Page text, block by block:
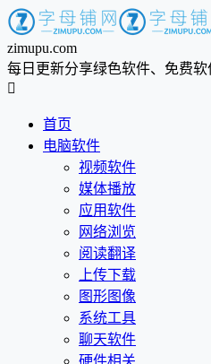
zimupu.com
每日更新分享绿色软件、免费软

首页
电脑软件
视频软件
媒体播放
应用软件
网络浏览
阅读翻译
上传下载
图形图像
系统工具
聊天软件
硬件相关